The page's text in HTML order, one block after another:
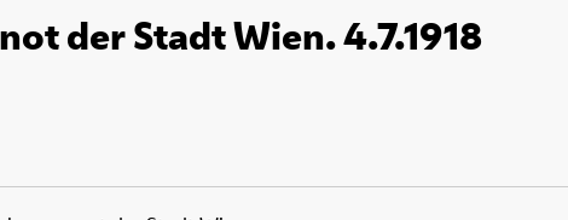
der Stadt Wien. 4.7.1918